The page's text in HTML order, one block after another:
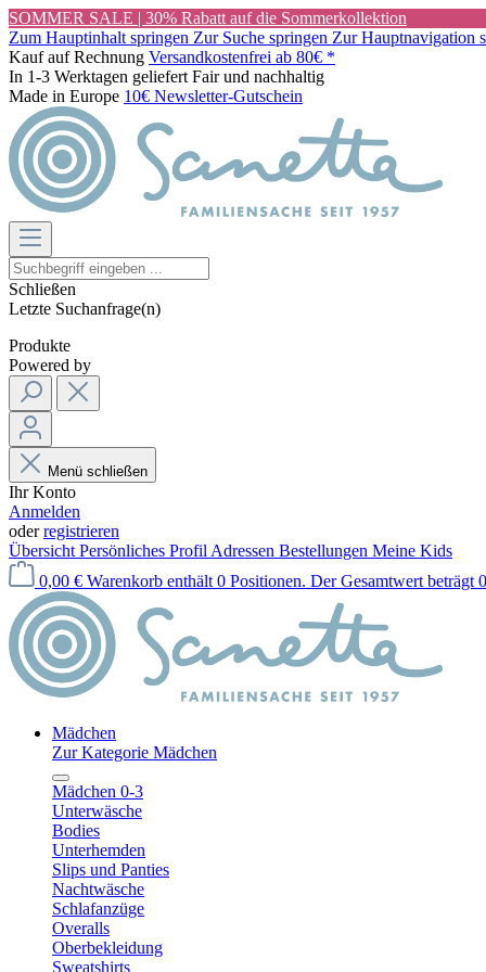
SOMMER SALE | 30% Rabatt auf die Sommerkollektion
Zum Hauptinhalt springen Zur Suche springen Zur Hauptnavigation
Kauf auf Rechnung Versandkostenfrei ab 80€ *
In 1-3 Werktagen geliefert Fair und nachhaltig
Made in Europe 10€ Newsletter-Gutschein
Schließen
Letzte Suchanfrage(n)
Produkte
Powered by
Menü schließen
Ihr Konto
Anmelden
oderregistrieren
Übersicht Persönliches Profil Adressen Bestellungen Meine Kids
0,00 € Warenkorb enthält 0 Positionen. Der Gesamtwert beträgt
Mädchen
Zur Kategorie Mädchen
Mädchen 0-3
Unterwäsche
Bodies
Unterhemden
Slips und Panties
Nachtwäsche
Schlafanzüge
Overalls
Oberbekleidung
Sweatshirts